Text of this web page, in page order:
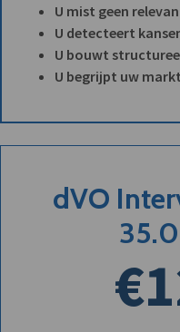
U mist geen
U detecteert
U bouwt
U begrijpt uw
dVO